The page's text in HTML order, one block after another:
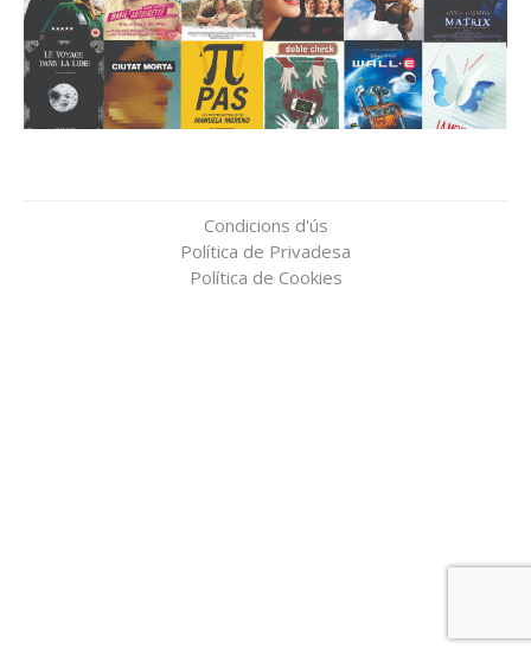
Condicions d'ús
Política de Privadesa
Política de Cookies